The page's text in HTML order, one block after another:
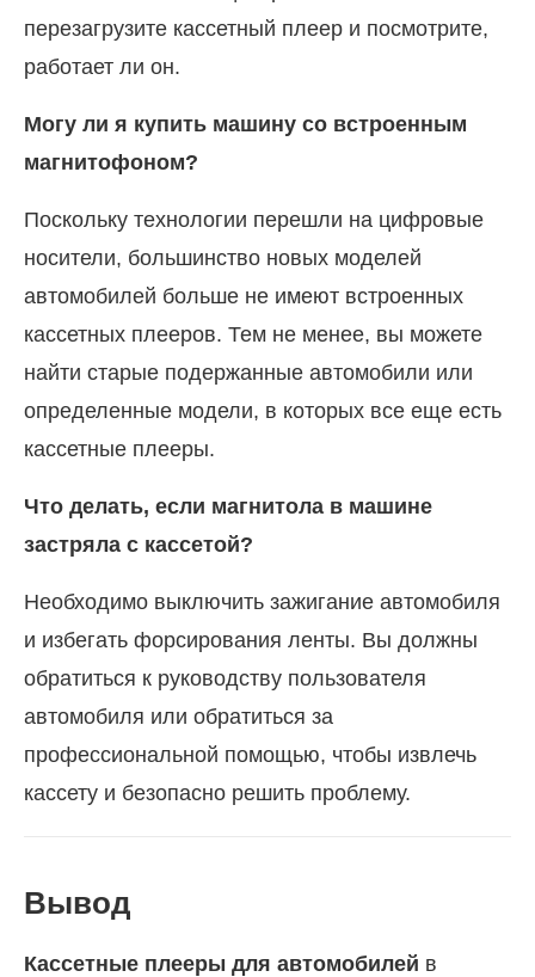
перезагрузите кассетный плеер и посмотрите,
работает ли он.
Могу ли я купить машину со встроенным
магнитофоном?
Поскольку технологии перешли на цифровые
носители, большинство новых моделей
автомобилей больше не имеют встроенных
кассетных плееров. Тем не менее, вы можете
найти старые подержанные автомобили или
определенные модели, в которых все еще есть
кассетные плееры.
Что делать, если магнитола в машине
застряла с кассетой?
Необходимо выключить зажигание автомобиля
и избегать форсирования ленты. Вы должны
обратиться к руководству пользователя
автомобиля или обратиться за
профессиональной помощью, чтобы извлечь
кассету и безопасно решить проблему.
Вывод
Кассетные плееры для автомобилей в